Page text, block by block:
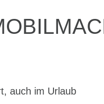
auch im Urlaub